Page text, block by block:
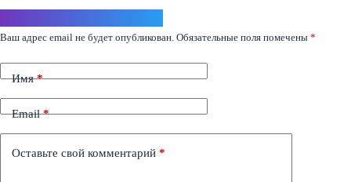
Ваш адрес email не будет опубликован. Обязательные поля помечены *
Имя*
Email*
Оставьте свой комментарий *